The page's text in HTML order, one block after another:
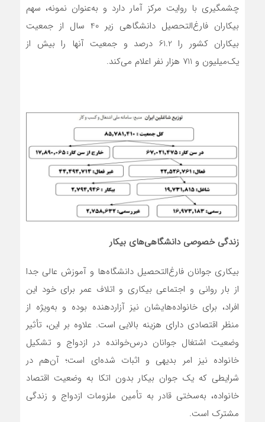
چشمگیری با روایت مرکز آمار دارد و به‌عنوان نمونه، سهم
بیکاران فارغ‌التحصیل دانشگاهی زیر 40 سال از جمعیت
بیکاران کشور را 61.2 درصد و جمعیت آنها را بیش از
یک‌میلیون و 711 هزار نفر اعلام می‌کند.
زندگی خصوصی دانشگاهی‌های بیکار
بیکاری جوانان فارغ‌التحصیل دانشگاه‌ها و آموزش عالی جدا
از بار روانی و اجتماعی بیکاری و اتلاف عمر برای خود این
افراد، برای خانواده‌هایشان نیز آزاردهنده بوده و به‌ویژه از
منظر اقتصادی دارای هزینه بالایی است. علاوه بر این، تأثیر
وضعیت اشتغال جوانان درس‌خوانده در ازدواج و تشکیل
خانواده نیز امر بدیهی و اثبات شده‌ای است؛ آن‌هم در
شرایطی که یک جوان بیکار بدون اتکا به وضعیت اقتصاد
خانواده، به‌سختی قادر به تأمین ملزومات ازدواج و زندگی
مشترک است.